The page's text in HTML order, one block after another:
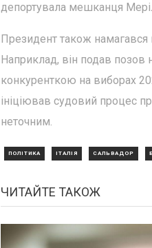
депортувала мешканця
Президент також намагався
Наприклад, він подав позов
конкуренткою на виборах
ініціював судовий процес
неточним.
ПОЛІТИКА ІТАЛІЯ САЛЬВАДОР
ЧИТАЙТЕ ТАКОЖ